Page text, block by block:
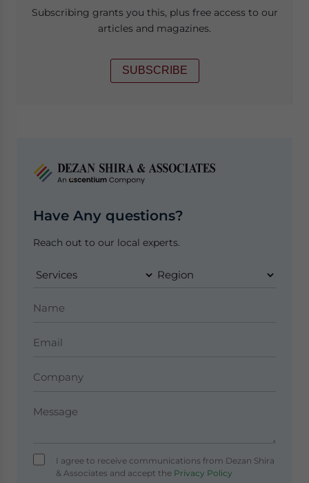
Subscribing grants you this, plus free access to our
articles and magazines.
SUBSCRIBE
Have Any questions?
Reach out to our local experts.
I agree to receive communications from Dezan Shira
& Associates and accept thePrivacy Policy